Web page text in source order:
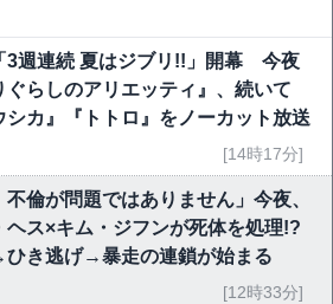
3週連続 夏はジブリ!!」開幕 今夜
ぐらしのアリエッティ』、続いて
シカ』『トトロ』をノーカット放送
[14時17分]
不倫が問題ではありません」今夜、
ヘス×キム・ジフンが死体を処理!?
き逃げ→暴走の連鎖が始まる
[12時33分]